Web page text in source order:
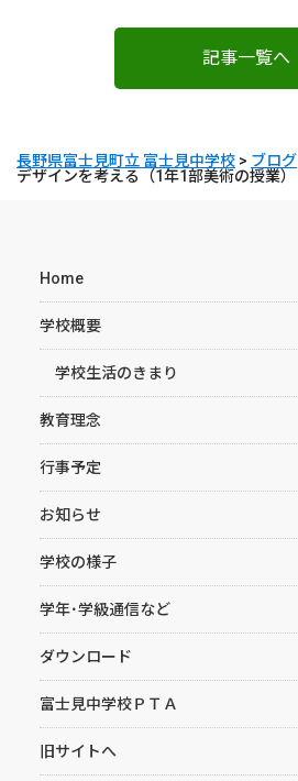
記事一覧へ
長野県富士見町立 富士見中学校 > ブログ
デザインを考える（1年1部美術の授業）
Home
学校概要
学校生活のきまり
教育理念
行事予定
お知らせ
学校の様子
学年･学級通信など
ダウンロード
富士見中学校ＰＴＡ
旧サイトへ